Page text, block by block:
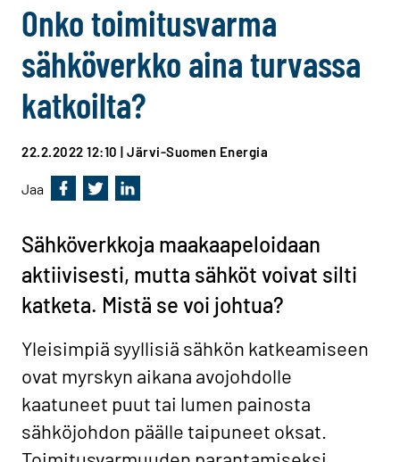
Onko toimitusvarma
sähköverkko aina turvassa
katkoilta?
22.2.2022 12:10 | Järvi-Suomen Energia
Jaa Jaa Facebookissa
Jaa Twitterissä
Jaa Linkedinissä
Sähköverkkoja maakaapeloidaan
aktiivisesti, mutta sähköt voivat silti
katketa. Mistä se voi johtua?
Yleisimpiä syyllisiä sähkön katkeamiseen
ovat myrskyn aikana avojohdolle
kaatuneet puut tai lumen painosta
sähköjohdon päälle taipuneet oksat.